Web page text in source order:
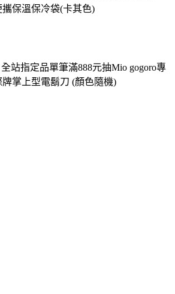
保溫保冷袋(卡其色)
全站指定品單筆滿888元抽Mio gogoro專
掌上型電鬍刀 (顏色隨機)